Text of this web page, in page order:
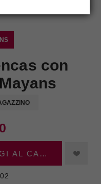
con
AL CARRELLO